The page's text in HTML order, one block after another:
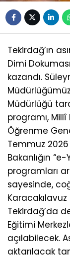
Tekirdağ’ın
Dimi
kazandı.
Müdürlüğü
programı, Millî
Öğrenme
Temmuz
Bakanlığın
programları
sayesinde,
Tekirdağ’da
Eğitimi
açılabilecek.
aktarılacak